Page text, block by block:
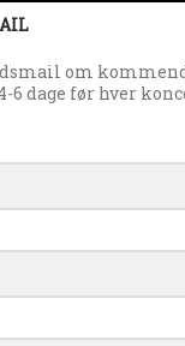
om
6 dage før hver